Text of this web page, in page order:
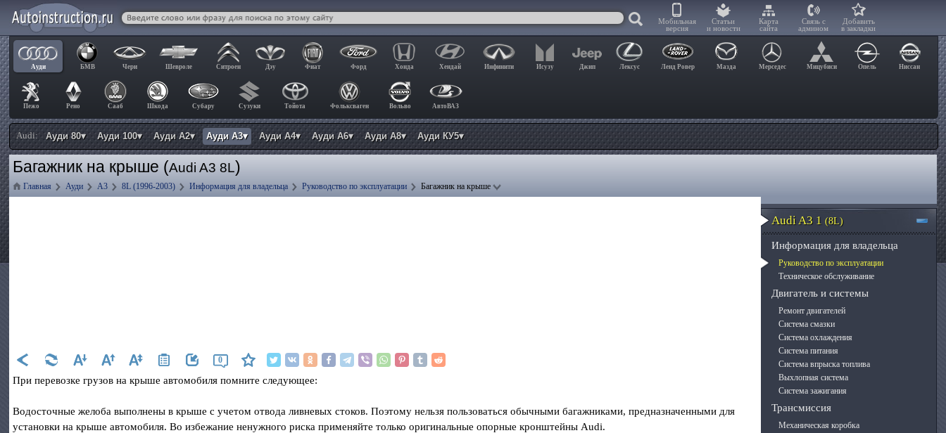
Мобильная
версия
Статьи
и новости
Карта
сайта
Связь с
админом
Добавить
в закладки
Ауди БМВ Чери Шевроле Ситроен Дэу Фиат Форд Хонда Хендай Инфинити Исузу Джип Лексус Ленд Ровер Мазда Мерседес Мицубиси Опель Ниссан
Пежо Рено Сааб Шкода Субару Сузуки Тойота Фольксваген Вольво АвтоВАЗ
Audi: Ауди 80▾ Ауди 100▾ Ауди А2▾ Ауди А3▾ Ауди А4▾ Ауди А6▾ Ауди А8▾ Ауди КУ5▾
Багажник на крыше (Audi A3 8L)
Главная Ауди А3 8L (1996-2003) Информация для владельца Руководство по эксплуатации Багажник на крыше
0
При перевозке грузов на крыше автомобиля помните следующее:
Водосточные желоба выполнены в крыше с учетом отвода ливневых стоков. Поэтому нельзя пользоваться обычными багажниками, предназначенными для
установки на крыше автомобиля. Во избежание ненужного риска применяйте только оригинальные опорные кронштейны Audi.
Audi A3 1 (8L)
Информация для владельца
Руководство по эксплуатации
Техническое обслуживание
Двигатель и системы
Ремонт двигателей
Система смазки
Система охлаждения
Система питания
Система впрыска топлива
Выхлопная система
Система зажигания
Трансмиссия
Механическая коробка